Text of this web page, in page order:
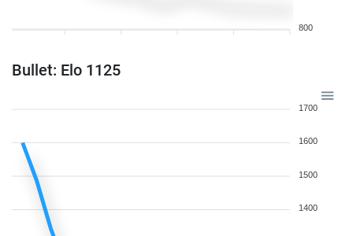
800
Bullet: Elo 1125
1700
1600
1500
1400